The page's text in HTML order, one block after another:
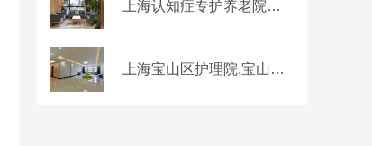
上海认知症专护养老院，上海认知症专护养老院地址及收费
上海宝山区护理院,宝山区护理院一览表